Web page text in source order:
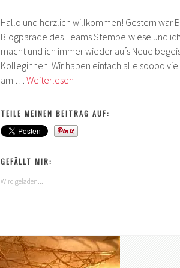
Hallo und herzlich willkommen! Gestern war
Blogparade des Teams Stempelwiese und
macht und ich immer wieder aufs Neue
Kolleginnen. Wir haben einfach alle soooo
am … Weiterlesen
in
der
Box
TEILE MEINEN BEITRAG AUF:
GEFÄLLT MIR:
Wird geladen...